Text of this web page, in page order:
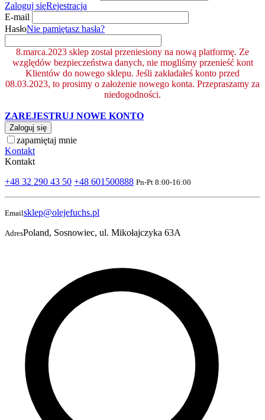
Zaloguj sięRejestracja
E-mail
HasłoNie pamiętasz hasła?
8.marca.2023 sklep został przeniesiony na nową platformę. Ze
względów bezpieczeństwa danych, nie mogliśmy przenieść kont
Klientów do nowego sklepu. Jeśli zakładałeś konto przed
08.03.2023, to prosimy o założenie nowego konta. Przepraszamy za
niedogodności.
ZAREJESTRUJ NOWE KONTO
Zaloguj się
zapamiętaj mnie
Kontakt
Kontakt
+48 32 290 43 50 +48 601500888 Pn-Pt 8:00-16:00
Emailsklep@olejefuchs.pl
AdresPoland, Sosnowiec, ul. Mikołajczyka 63A